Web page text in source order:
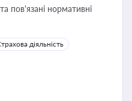
пов'язані нормативні
діяльність